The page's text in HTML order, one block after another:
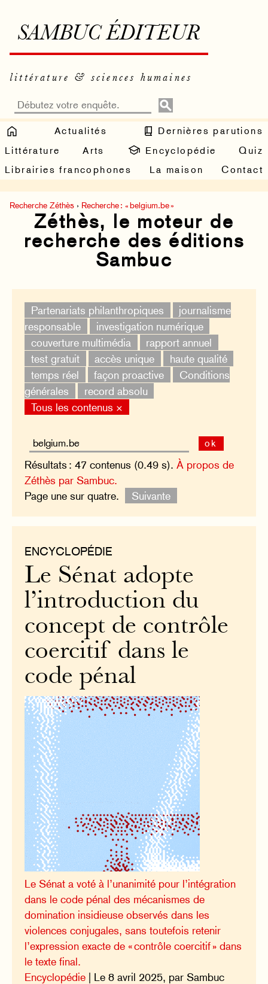
SAMBUC ÉDITEUR
littérature & sciences humaines
Actualités
Dernières parutions
Littérature
Arts Encyclopédie
Quiz
Librairies francophones
La maison Contact
Recherche Zéthès › Recherche : « belgium.be »
Zéthès, le moteur de
recherche des éditions
Sambuc
Partenariats philanthropiques
journalisme
responsable
investigation numérique
couverture multimédia
rapport annuel
test gratuit
accès unique
haute qualité
temps réel
façon proactive
Conditions
générales
record absolu
Tous les contenus ×
ok
Résultats : 47 contenus (0.49 s).À propos de
Zéthès par Sambuc.
Page une sur quatre.
Suivante
ENCYCLOPÉDIE
Le Sénat adopte
l’introduction du
concept de contrôle
coercitif dans le
code pénal
Le Sénat a voté à l’unanimité pour l’intégration
dans le code pénal des mécanismes de
domination insidieuse observés dans les
violences conjugales, sans toutefois retenir
l’expression exacte de « contrôle coercitif » dans
le texte final.
Encyclopédie | Le 8 avril 2025, par Sambuc